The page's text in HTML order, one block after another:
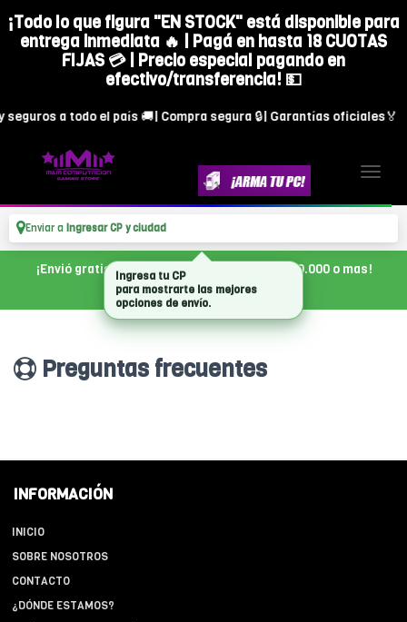
¡Todo lo que figura "EN STOCK" está disponible para
entrega inmediata 🔥 | Pagá en hasta 18 CUOTAS
FIJAS 💳 | Precio especial pagando en
efectivo/transferencia! 💵
a todo el país 🚚| Compra segura 🔒| Garantías oficiales🏅
Enviar a Ingresar CP y ciudad
¡Envió gratis en CABA, con tu compra de $300.000 o mas!
Preguntas frecuentes
INFORMACIÓN
INICIO
SOBRE NOSOTROS
CONTACTO
¿DÓNDE ESTAMOS?
Ingresa tu CP
para mostrarte las mejores
opciones de envío.